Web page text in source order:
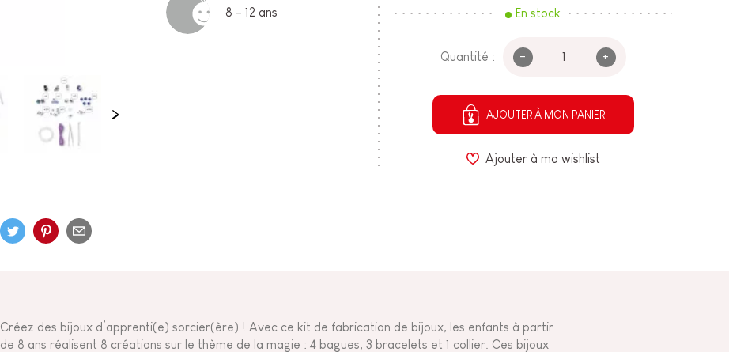
8 - 12 ans En stock
Quantité : - +
AJOUTER À MON PANIER
Ajouter à ma wishlist
Créez des bijoux d’apprenti(e) sorcier(ère) ! Avec ce kit de fabrication de bijoux, les enfants à partir
de 8 ans réalisent 8 créations sur le thème de la magie : 4 bagues, 3 bracelets et 1 collier. Ces bijoux